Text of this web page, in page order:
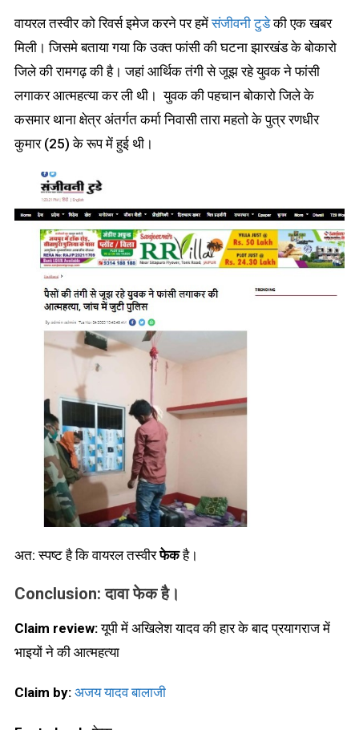
वायरल तस्वीर को रिवर्स इमेज करने पर हमेंसंजीवनी टुडेकी एक खबर
मिली। जिसमे बताया गया कि उक्त फांसी की घटना झारखंड के बोकारो
जिले की रामगढ़ की है। जहां आर्थिक तंगी से जूझ रहे युवक ने फांसी
लगाकर आत्महत्या कर ली थी। युवक की पहचान बोकारो जिले के
कसमार थाना क्षेत्र अंतर्गत कर्मा निवासी तारा महतो के पुत्र रणधीर
कुमार (25) के रूप में हुई थी।
अत: स्पष्ट है कि वायरल तस्वीरफेकहै।
Conclusion: दावा फेक है।
Claim review:यूपी में अखिलेश यादव की हार के बाद प्रयागराज में
भाइयों ने की आत्महत्या
Claim by: अजय यादव बालाजी